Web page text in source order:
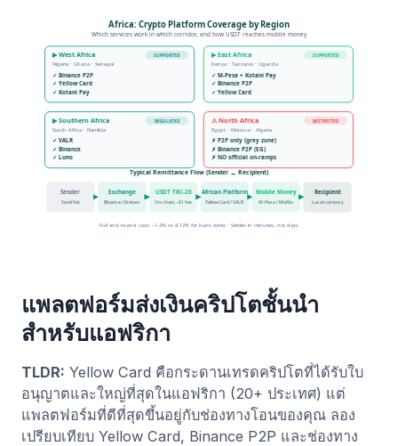
แพลตฟอร์มส่งเงินคริปโตชั้นนำ
สำหรับแอฟริกา
TLDR: Yellow Card คือกระดานเทรดคริปโตที่ได้รับใบ
อนุญาตและใหญ่ที่สุดในแอฟริกา (20+ ประเทศ) แต่
แพลตฟอร์มที่ดีที่สุดขึ้นอยู่กับช่องทางโอนของคุณ ลอง
เปรียบเทียบ Yellow Card, Binance P2P และช่องทาง